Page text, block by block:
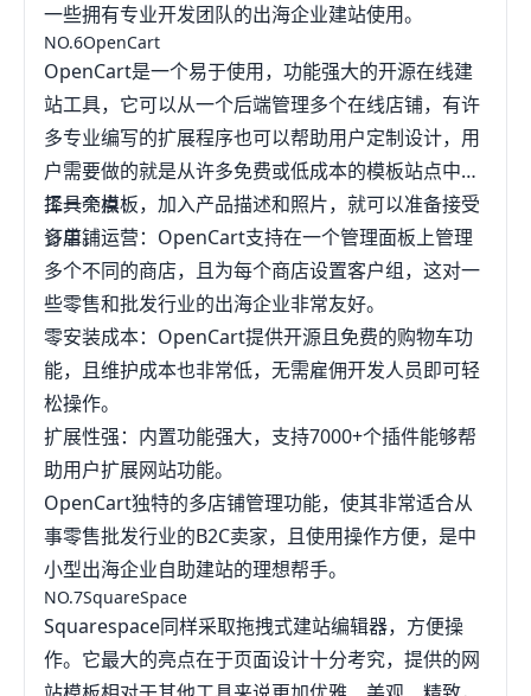
一些拥有专业开发团队的出海企业建站使用。
NO.6OpenCart
OpenCart是一个易于使用，功能强大的开源在线建
站工具，它可以从一个后端管理多个在线店铺，有许
多专业编写的扩展程序也可以帮助用户定制设计，用
户需要做的就是从许多免费或低成本的模板站点中选
择一个模板，加入产品描述和照片，就可以准备接受
订单。
工具亮点：
多店铺运营：OpenCart支持在一个管理面板上管理
多个不同的商店，且为每个商店设置客户组，这对一
些零售和批发行业的出海企业非常友好。
零安装成本：OpenCart提供开源且免费的购物车功
能，且维护成本也非常低，无需雇佣开发人员即可轻
松操作。
扩展性强：内置功能强大，支持7000+个插件能够帮
助用户扩展网站功能。
OpenCart独特的多店铺管理功能，使其非常适合从
事零售批发行业的B2C卖家，且使用操作方便，是中
小型出海企业自助建站的理想帮手。
NO.7SquareSpace
Squarespace同样采取拖拽式建站编辑器，方便操
作。它最大的亮点在于页面设计十分考究，提供的网